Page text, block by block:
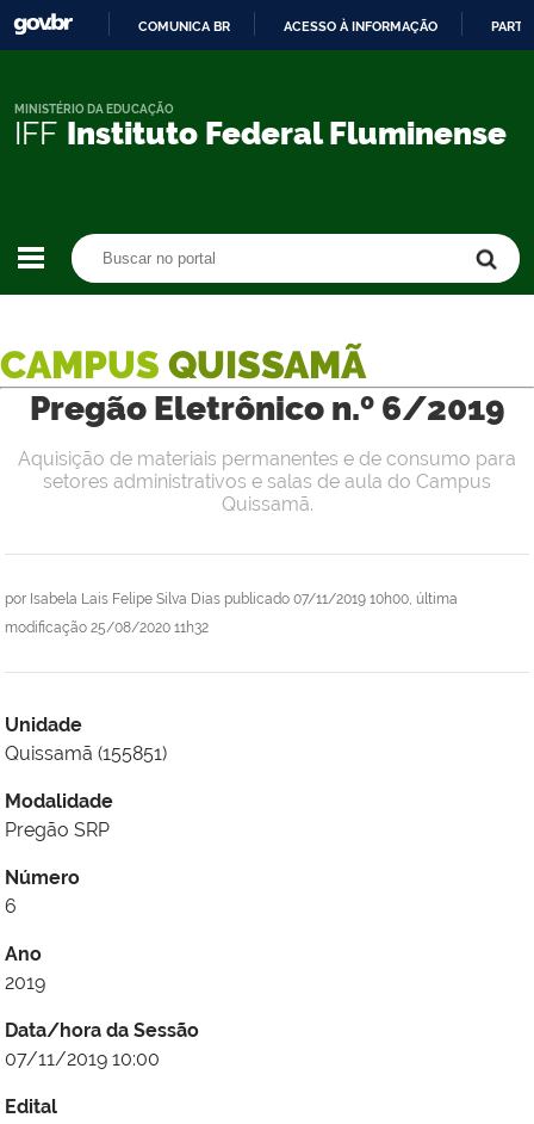
CONTEÚDO
COMUNICA BR ACESSO À INFORMAÇÃO
IFF Instituto Federal Fluminense
MINISTÉRIO DA EDUCAÇÃO
CAMPUS QUISSAMÃ
Pregão Eletrônico n.º 6/2019
por Isabela Lais Felipe Silva Dias publicado 07/11/2019 10h00, última
modificação 25/08/2020 11h32
Aquisição de materiais permanentes e de consumo para
setores administrativos e salas de aula do Campus
Quissamã.
Unidade
Quissamã (155851)
Modalidade
Pregão SRP
Número
6
Ano
2019
Data/hora da Sessão
07/11/2019 10:00
Edital